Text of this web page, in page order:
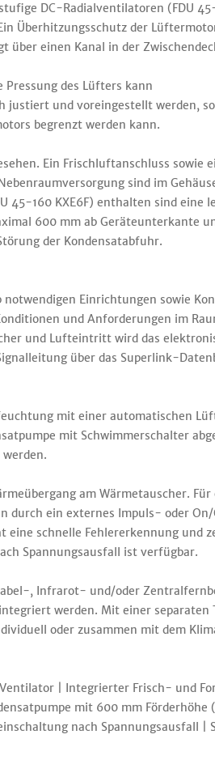
DC-Radialventilatoren (FDU
Überhitzungsschutz der
einen Kanal in der
des Lüfters kann
justiert und voreingestellt werden, so
begrenzt werden kann.
Ein Frischluftanschluss sowie
sind im
45-160 KXE6F) enthalten sind eine
600 mm ab Geräteunterkante
der Kondensatabfuhr.
Einrichtungen sowie
und Anforderungen im
und Lufteintritt wird das
über das Superlink-
mit einer automatischen
mit Schwimmerschalter
am Wärmetauscher.
durch ein externes Impuls- oder
eine schnelle Fehlererkennung
Spannungsausfall ist verfügbar.
, Infrarot- und/oder
werden. Mit einer
oder zusammen mit dem
| Integrierter Frisch- und
mit 600 mm Förderhöhe
nach Spannungsausfall